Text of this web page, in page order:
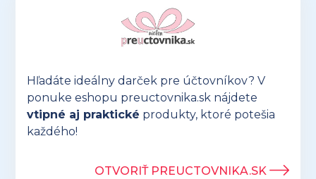
Hľadáte ideálny darček pre účtovníkov? V
ponuke eshopu preuctovnika.sk nájdete
vtipné aj praktické produkty, ktoré potešia
každého!
OTVORIŤ PREUCTOVNIKA.SK